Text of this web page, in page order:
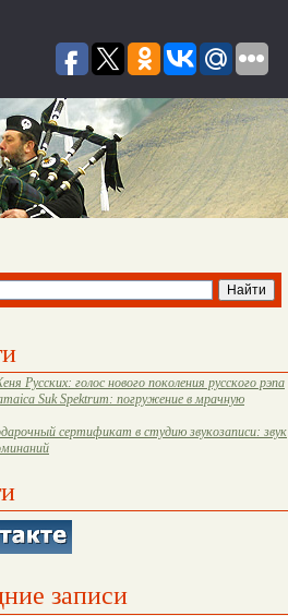
Русских: голос нового поколения русского рэпа
Suk Spektrum: погружение в мрачную
сертификат в студию звукозаписи: звук
записи